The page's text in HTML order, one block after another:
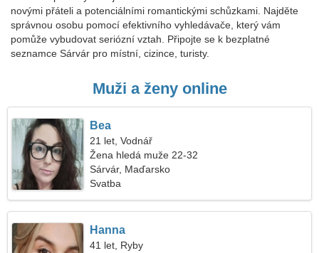
novými přáteli a potenciálními romantickými schůzkami. Najděte
správnou osobu pomocí efektivního vyhledávače, který vám
pomůže vybudovat seriózní vztah. Připojte se k bezplatné
seznamce Sárvár pro místní, cizince, turisty.
Muži a ženy online
Bea
21 let, Vodnář
Žena hledá muže 22-32
Sárvár, Maďarsko
Svatba
Hanna
41 let, Ryby